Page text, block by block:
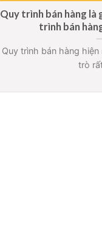
Quy trình bán hàng là
trình bán
Quy trình bán hàng
trò